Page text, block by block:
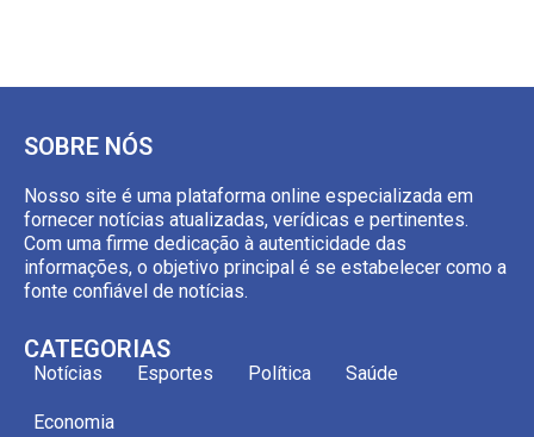
SOBRE NÓS
Nosso site é uma plataforma online especializada em
fornecer notícias atualizadas, verídicas e pertinentes.
Com uma firme dedicação à autenticidade das
informações, o objetivo principal é se estabelecer como a
fonte confiável de notícias.
CATEGORIAS
Notícias Esportes Política Saúde
Economia